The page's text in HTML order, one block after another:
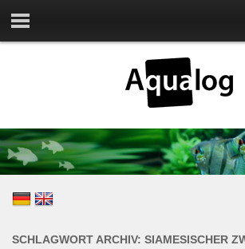
SCHLAGWORT ARCHIV: SIAMESISCHER